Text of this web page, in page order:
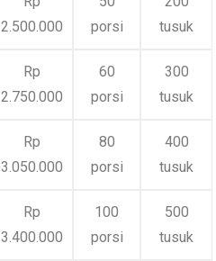
2.500.000
porsi
tusuk
Rp
2.750.000
60
porsi
300
tusuk
Rp
3.050.000
80
porsi
400
tusuk
Rp
3.400.000
100
porsi
500
tusuk